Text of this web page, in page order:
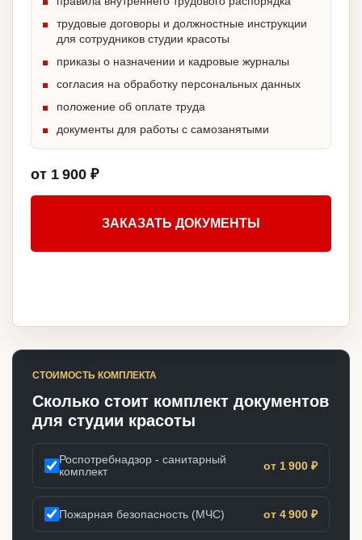
трудовые договоры и должностные инструкции
для сотрудников студии красоты
приказы о назначении и кадровые журналы
согласия на обработку персональных данных
положение об оплате труда
документы для работы с самозанятыми
от 1 900 ₽
ЗАКАЗАТЬ ДОКУМЕНТЫ
СТОИМОСТЬ КОМПЛЕКТА
Сколько стоит комплект документов
для студии красоты
Роспотребнадзор - санитарный
комплект
от 1 900 ₽
Пожарная безопасность (МЧС) от 4 900 ₽